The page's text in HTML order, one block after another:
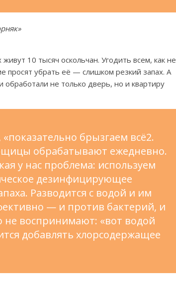
10 тысяч оскольчан. Угодить всем, как не
просят убрать её — слишком резкий запах. А
не только дверь, но и квартиру
брызгаем всё2.
обрабатывают ежедневно.
у нас проблема: используем
дезинфицирующее
Разводится с водой и им
— и против бактерий, и
воспринимают: «вот водой
добавлять хлорсодержащее